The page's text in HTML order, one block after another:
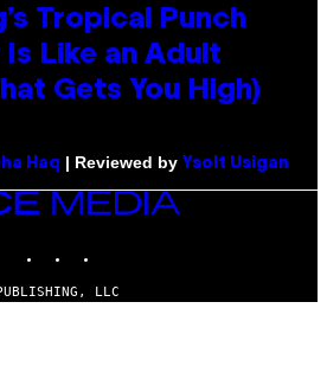
Tropical Punch
Like an Adult
Gets You High)
Haq | Reviewed by Ysolt Usigan
LLC